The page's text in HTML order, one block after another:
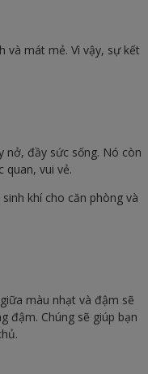
và mát mẻ. Vì vậy, sự kết
nở, đầy sức sống. Nó còn
quan, vui vẻ.
khí cho căn phòng và
màu nhạt và đậm sẽ
đậm. Chúng sẽ giúp bạn